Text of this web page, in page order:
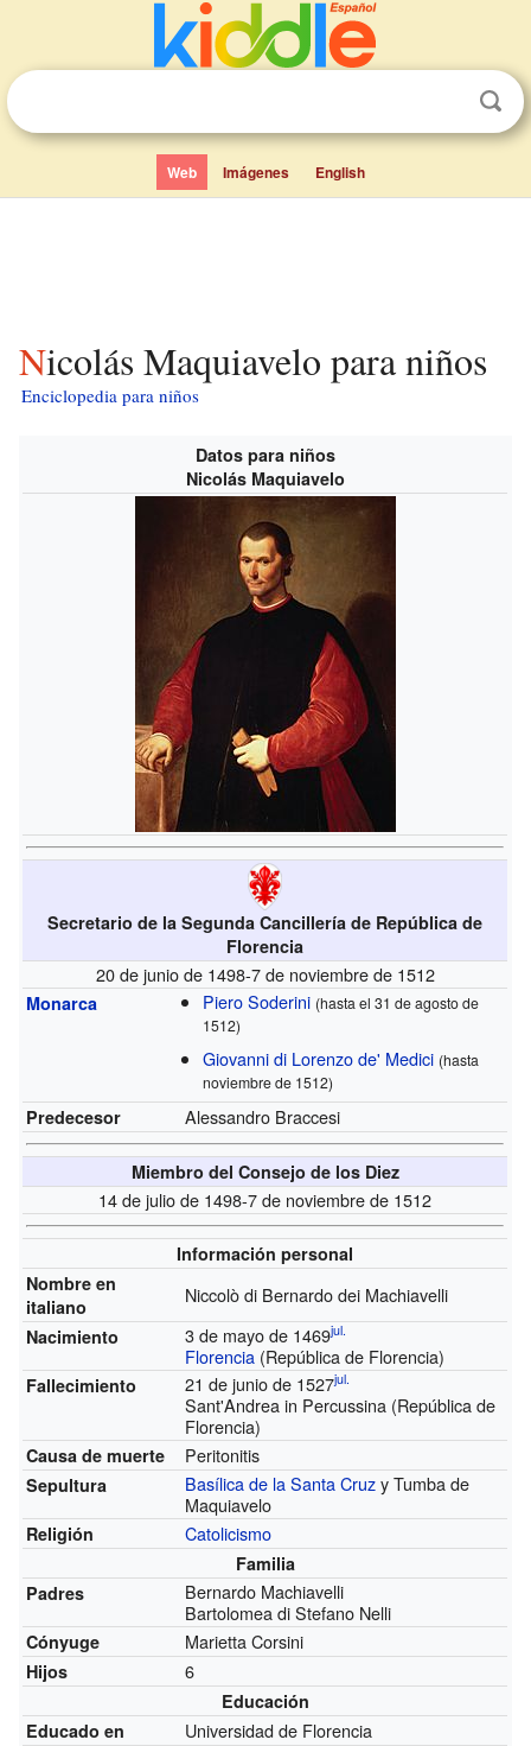
Web Imágenes English
Nicolás Maquiavelo para niños
Enciclopedia para niños
Datos para niños
Nicolás Maquiavelo
Secretario de la Segunda Cancillería de República de
Florencia
20 de junio de 1498-7 de noviembre de 1512
Monarca Piero Soderini (hasta el 31 de agosto de
1512)
Giovanni di Lorenzo de' Medici (hasta
noviembre de 1512)
Predecesor Alessandro Braccesi
Miembro del Consejo de los Diez
14 de julio de 1498-7 de noviembre de 1512
Información personal
Nombre en
italiano
Niccolò di Bernardo dei Machiavelli
Nacimiento 3 de mayo de 1469jul.
Florencia (República de Florencia)
Fallecimiento 21 de junio de 1527jul.
Sant'Andrea in Percussina (República de
Florencia)
Causa de muerte Peritonitis
Sepultura Basílica de la Santa Cruzy Tumba de
Maquiavelo
Religión Catolicismo
Familia
Padres
Bernardo Machiavelli
Bartolomea di Stefano Nelli
Cónyuge Marietta Corsini
Hijos 6
Educación
Educado en
Universidad de Florencia